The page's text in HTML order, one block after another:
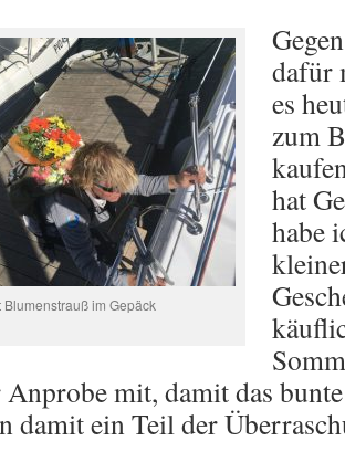
Blumenstrauß im Gepäck
dafür
es
zum
hat
habe
mit, damit das
damit ein Teil der